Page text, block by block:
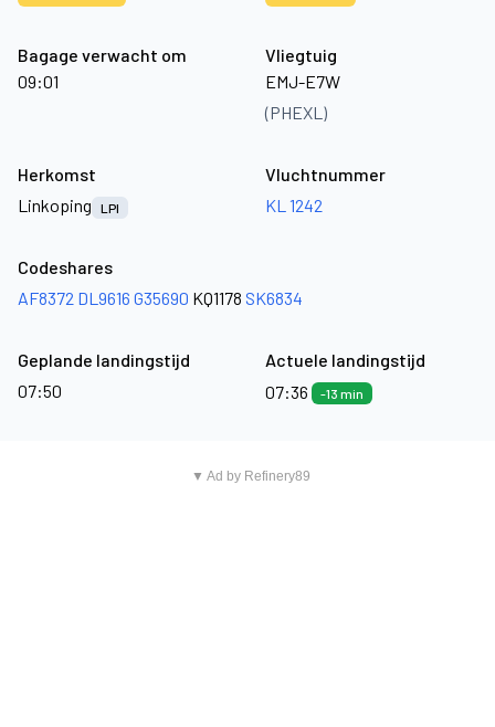
Bagage verwacht om
09:01
Vliegtuig
EMJ-E7W
(PHEXL)
Herkomst
Linkoping
LPI
Vluchtnummer
KL 1242
Codeshares
AF8372 DL9616 G35690 KQ1178 SK6834
Geplande landingstijd
07:50
Actuele landingstijd
07:36
-13 min
▼ Ad by Refinery89